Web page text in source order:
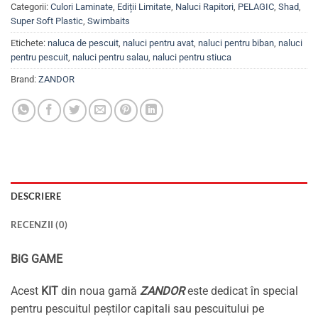
Categorii: Culori Laminate Ediții Limitate Naluci Rapitori PELAGIC Shad
Super Soft Plastic Swimbaits
Etichete: naluca de pescuit naluci pentru avat naluci pentru biban naluci
pentru pescuit naluci pentru salau naluci pentru stiuca
Brand: ZANDOR
DESCRIERE
RECENZII (0)
BiG GAME
Acest KIT din noua gamă ZANDOReste dedicat în special
pentru pescuitul peștilor capitali sau pescuitului pe